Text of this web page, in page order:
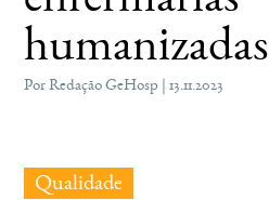
humanizadas
Por Redação GeHosp | 13.11.2023
Qualidade